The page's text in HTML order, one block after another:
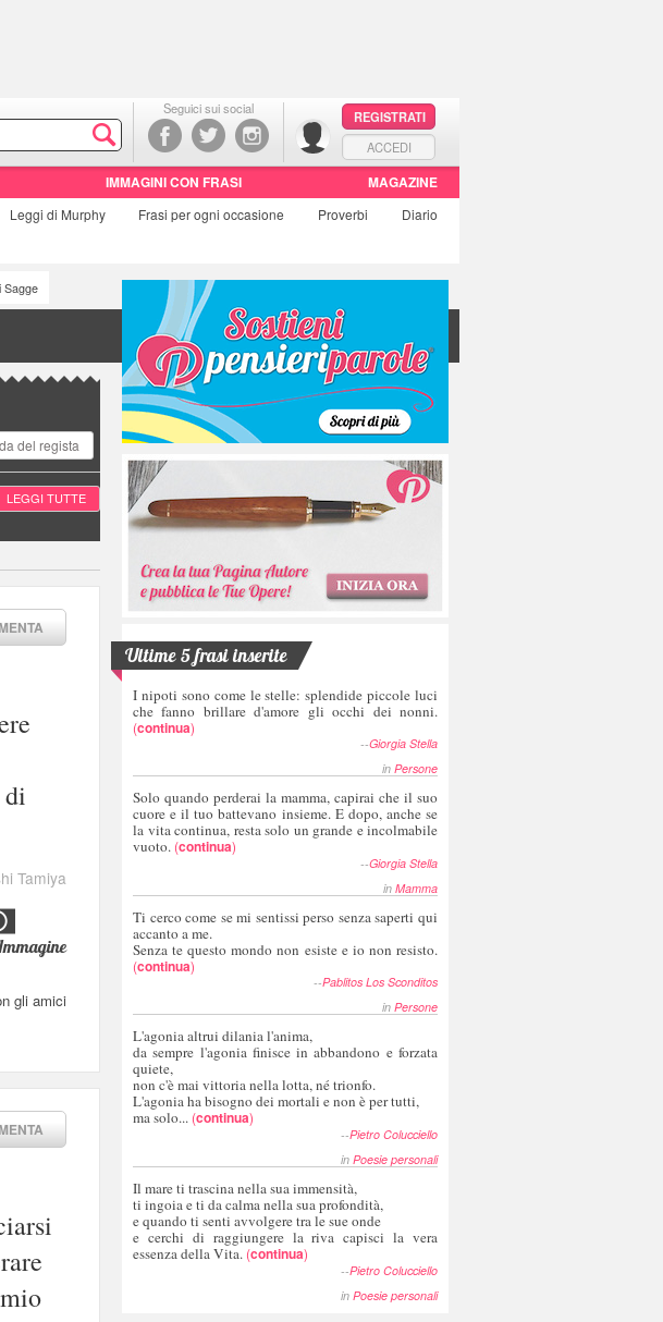
Seguici sui social
REGISTRATI
ACCEDI
IMMAGINI CON FRASI MAGAZINE
Leggi di Murphy Frasiper ogni occasione Proverbi
Diario
Sagge
del regista
LEGGI TUTTE
di
Tamiya
gli amici
Ultime 5 frasi inserite
I nipoti sono come le stelle: splendide piccole luci
che fanno brillare d'amore gli occhi dei nonni.
(continua)
--Giorgia Stella
in Persone
Solo quando perderai la mamma, capirai che il suo
cuore e il tuo battevano insieme. E dopo, anche se
la vita continua, resta solo un grande e incolmabile
vuoto. (continua)
--Giorgia Stella
in Mamma
Ti cerco come se mi sentissi perso senza saperti qui
accanto a me.
Senza te questo mondo non esiste e io non resisto.
(continua)
--Pablitos Los Sconditos
in Persone
L'agonia altrui dilania l'anima,
da sempre l'agonia finisce in abbandono e forzata
quiete,
non c'è mai vittoria nella lotta, né trionfo.
L'agonia ha bisogno dei mortali e non è per tutti,
ma solo... (continua)
--Pietro Colucciello
in Poesie personali
Il mare ti trascina nella sua immensità,
ti ingoia e ti da calma nella sua profondità,
e quando ti senti avvolgere tra le sue onde
e cerchi di raggiungere la riva capisci la vera
essenza della Vita. (continua)
--Pietro Colucciello
in Poesie personali